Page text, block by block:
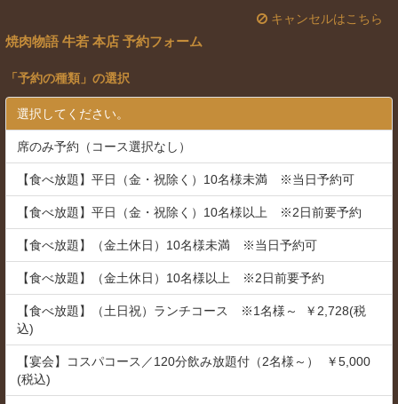
キャンセルはこちら
焼肉物語 牛若 本店 予約フォーム
「 予約の種類 」の選択
選択してください。
席のみ予約（コース選択なし）
【食べ放題】平日（金・祝除く）10名様未満 ※当日予約可
【食べ放題】平日（金・祝除く）10名様以上 ※2日前要予約
【食べ放題】（金土休日）10名様未満 ※当日予約可
【食べ放題】（金土休日）10名様以上 ※2日前要予約
【食べ放題】（土日祝）ランチコース ※1名様～ ￥2,728(税
込)
【宴会】コスパコース／120分飲み放題付（2名様～） ￥5,000
(税込)